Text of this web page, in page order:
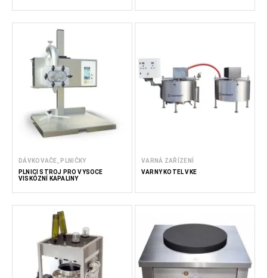
DÁVKOVAČE, PLNIČKY
PLNICÍ STROJ PRO VYSOCE
VISKÓZNÍ KAPALINY
VARNÁ ZAŘÍZENÍ
VARNÝ KOTEL VKE